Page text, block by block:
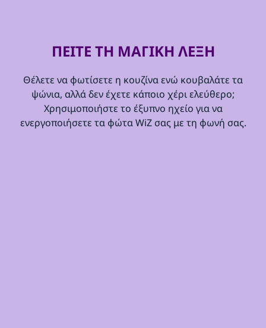
ΠΕΙΤΕ ΤΗ ΜΑΓΙΚΗ ΛΕΞΗ
Θέλετε να φωτίσετε η κουζίνα ενώ κουβαλάτε τα
ψώνια, αλλά δεν έχετε κάποιο χέρι ελεύθερο;
Χρησιμοποιήστε το έξυπνο ηχείο για να
ενεργοποιήσετε τα φώτα WiZ σας με τη φωνή σας.